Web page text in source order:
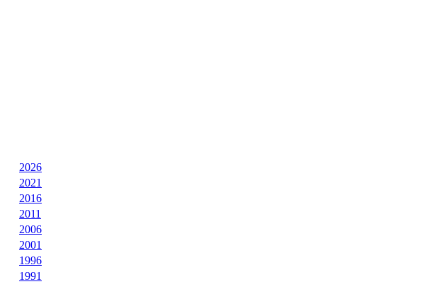
2026
2021
2016
2011
2006
2001
1996
1991